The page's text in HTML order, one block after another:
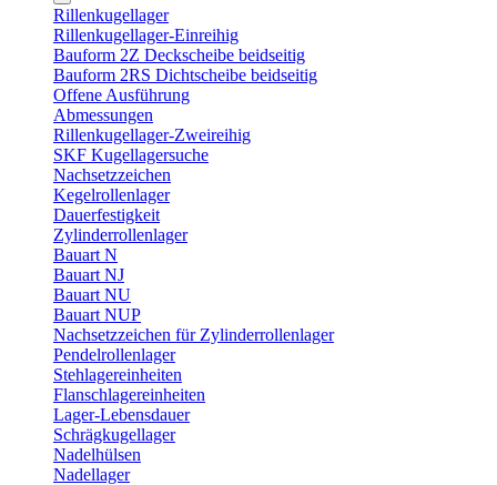
Rillenkugellager
Rillenkugellager-Einreihig
Bauform 2Z Deckscheibe beidseitig
Bauform 2RS Dichtscheibe beidseitig
Offene Ausführung
Abmessungen
Rillenkugellager-Zweireihig
SKF Kugellagersuche
Nachsetzzeichen
Kegelrollenlager
Dauerfestigkeit
Zylinderrollenlager
Bauart N
Bauart NJ
Bauart NU
Bauart NUP
Nachsetzzeichen für Zylinderrollenlager
Pendelrollenlager
Stehlagereinheiten
Flanschlagereinheiten
Lager-Lebensdauer
Schrägkugellager
Nadelhülsen
Nadellager